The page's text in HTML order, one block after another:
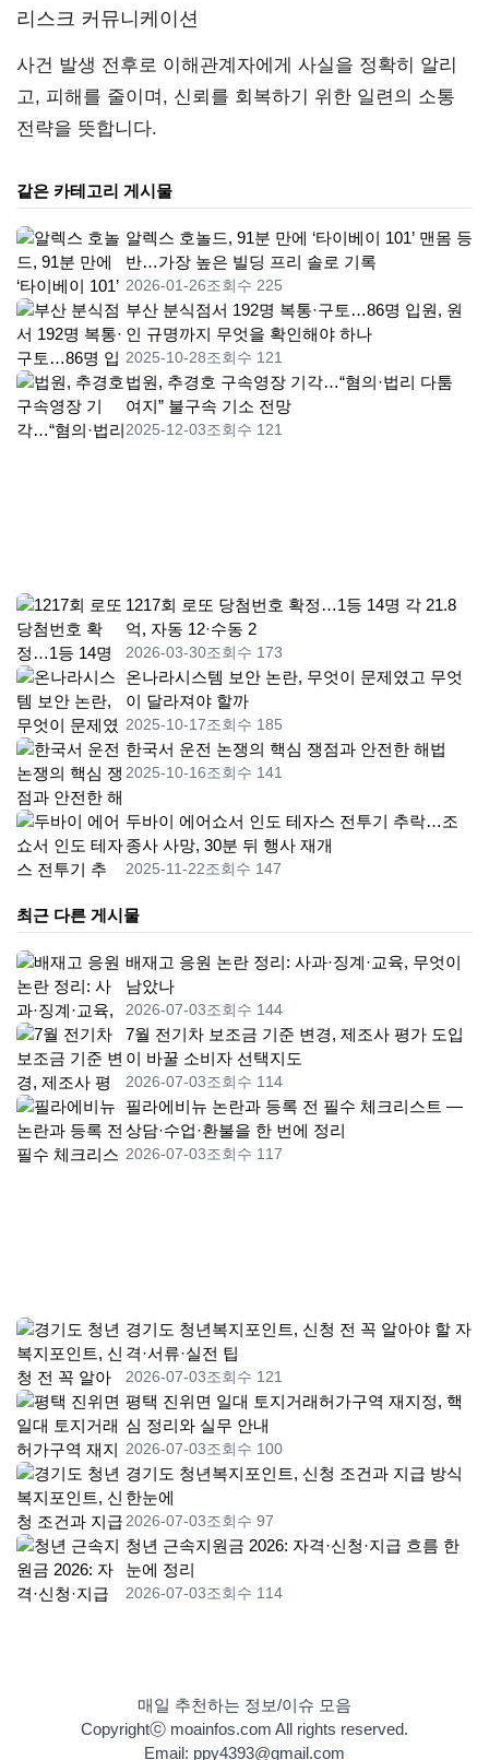
리스크 커뮤니케이션
사건 발생 전후로 이해관계자에게 사실을 정확히 알리
고, 피해를 줄이며, 신뢰를 회복하기 위한 일련의 소통
전략을 뜻합니다.
같은 카테고리 게시물
알렉스 호놀드, 91분 만에 ‘타이베이 101’ 맨몸 등
반…가장 높은 빌딩 프리 솔로 기록
2026-01-26조회수 225
부산 분식점서 192명 복통·구토…86명 입원, 원
인 규명까지 무엇을 확인해야 하나
2025-10-28조회수 121
법원, 추경호 구속영장 기각…“혐의·법리 다툼
여지” 불구속 기소 전망
2025-12-03조회수 121
1217회 로또 당첨번호 확정…1등 14명 각 21.8
억, 자동 12·수동 2
2026-03-30조회수 173
온나라시스템 보안 논란, 무엇이 문제였고 무엇
이 달라져야 할까
2025-10-17조회수 185
한국서 운전 논쟁의 핵심 쟁점과 안전한 해법
2025-10-16조회수 141
두바이 에어쇼서 인도 테자스 전투기 추락…조
종사 사망, 30분 뒤 행사 재개
2025-11-22조회수 147
최근 다른 게시물
배재고 응원 논란 정리: 사과·징계·교육, 무엇이
남았나
2026-07-03조회수 144
7월 전기차 보조금 기준 변경, 제조사 평가 도입
이 바꿀 소비자 선택지도
2026-07-03조회수 114
필라에비뉴 논란과 등록 전 필수 체크리스트 —
상담·수업·환불을 한 번에 정리
2026-07-03조회수 117
경기도 청년복지포인트, 신청 전 꼭 알아야 할 자
격·서류·실전 팁
2026-07-03조회수 121
평택 진위면 일대 토지거래허가구역 재지정, 핵
심 정리와 실무 안내
2026-07-03조회수 100
경기도 청년복지포인트, 신청 조건과 지급 방식
한눈에
2026-07-03조회수 97
청년 근속지원금 2026: 자격·신청·지급 흐름 한
눈에 정리
2026-07-03조회수 114
매일 추천하는 정보/이슈 모음
Copyrightⓒ moainfos.com All rights reserved.
Email: ppy4393@gmail.com